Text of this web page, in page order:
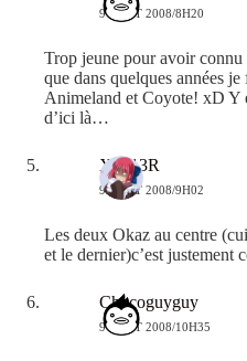
9 AOÛT 2008/8H20
Trop jeune pour avoir connu
que dans quelques années
Animeland et Coyote! xD Y
d’ici là…
X4713R
9 AOÛT 2008/9H02
Les deux Okaz au centre
et le dernier)c’est
Chocoguyguy
9 AOÛT 2008/10H35